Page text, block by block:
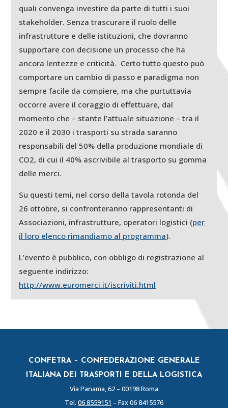
quali convenga investire da parte di tutti i suoi
stakeholder. Senza trascurare il ruolo delle
infrastrutture e delle istituzioni, che dovranno
supportare con decisione un processo che ha
ancora lentezze e criticità. Certo tutto questo può
comportare un cambio di passo e paradigma non
sempre facile da compiere, ma che purtuttavia
occorre avere il coraggio di effettuare, dal
momento che – stante l’attuale situazione – tra il
2020 e il 2030 i trasporti su strada saranno
responsabili del 50% della produzione mondiale di
CO2, di cui il 40% ascrivibile al trasporto su gomma
delle merci.
Su questi temi, nel corso della tavola rotonda del
26 ottobre, si confronteranno rappresentanti di
Associazioni, infrastrutture, operatori logistici (per
il loro elenco rimandiamo al programma).
L’evento è pubblico, con obbligo di registrazione al
seguente indirizzo:
http://www.euromerci.it/iscriviti.html
CONFETRA – CONFEDERAZIONE GENERALE
ITALIANA DEI TRASPORTI E DELLA LOGISTICA
Via Panama, 62 – 00198 Roma
Tel. 06 8559151 – Fax 06 8415576